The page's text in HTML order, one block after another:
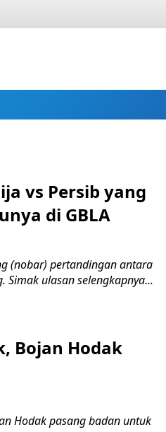
vs Persib yang
di GBLA
(nobar) pertandingan antara
Simak ulasan selengkapnya...
Bojan Hodak
Hodak pasang badan untuk